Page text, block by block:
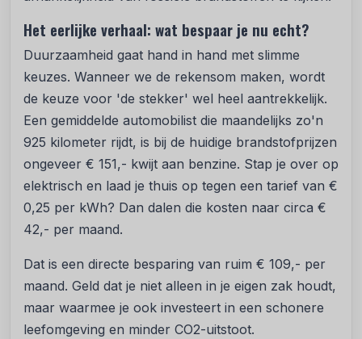
Het eerlijke verhaal: wat bespaar je nu echt?
Duurzaamheid gaat hand in hand met slimme
keuzes. Wanneer we de rekensom maken, wordt
de keuze voor 'de stekker' wel heel aantrekkelijk.
Een gemiddelde automobilist die maandelijks zo'n
925 kilometer rijdt, is bij de huidige brandstofprijzen
ongeveer € 151,- kwijt aan benzine. Stap je over op
elektrisch en laad je thuis op tegen een tarief van €
0,25 per kWh? Dan dalen die kosten naar circa €
42,- per maand.
Dat is een directe besparing van ruim € 109,- per
maand. Geld dat je niet alleen in je eigen zak houdt,
maar waarmee je ook investeert in een schonere
leefomgeving en minder CO2-uitstoot.